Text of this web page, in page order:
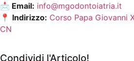
📩 Email: info@mgodontoiatria.it
📍 Indirizzo: Corso Papa Giovanni
CN
Condividi l'Articolo!